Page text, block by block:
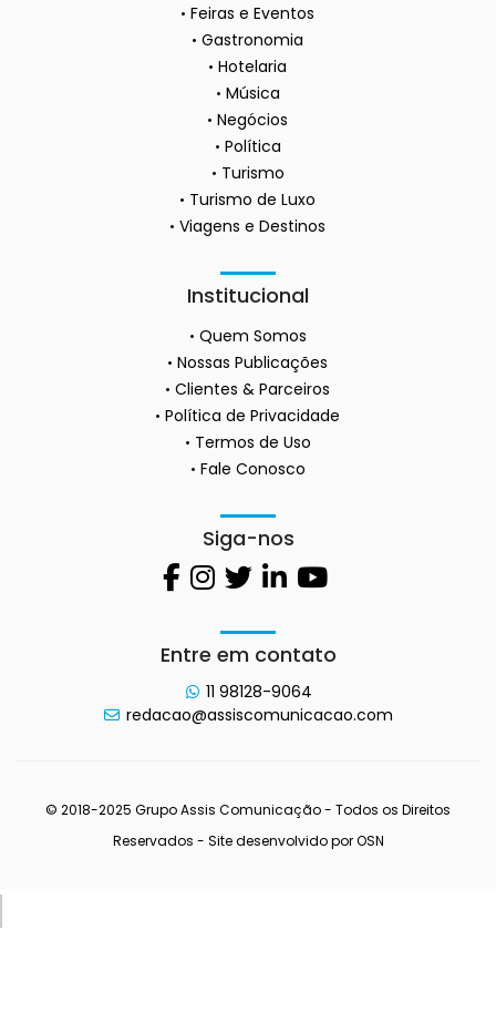
Feiras e Eventos
Gastronomia
Hotelaria
Música
Negócios
Política
Turismo
Turismo de Luxo
Viagens e Destinos
Institucional
Quem Somos
Nossas Publicações
Clientes & Parceiros
Política de Privacidade
Termos de Uso
Fale Conosco
Siga-nos
Entre em contato
11 98128-9064
redacao@assiscomunicacao.com
© 2018-2025 Grupo Assis Comunicação - Todos os Direitos
Reservados - Site desenvolvido porOSN